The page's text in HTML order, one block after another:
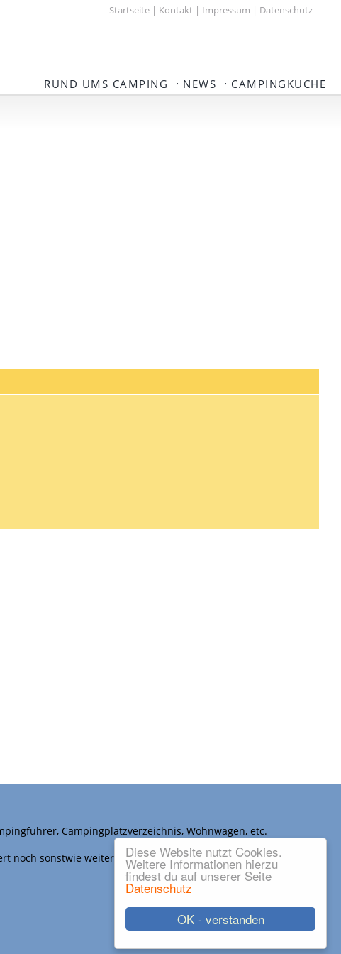
OK - verstanden
Diese Website nutzt Cookies.
Weitere Informationen hierzu
findest du auf unserer Seite
Datenschutz
Startseite | Kontakt | Impressum | Datenschutz
CAMPINGKÜCHE
NEWS ·
RUND UMS CAMPING ·
Campingplatzverzeichnis, Wohnwagen, etc.
noch sonstwie weiter verwendet werden.